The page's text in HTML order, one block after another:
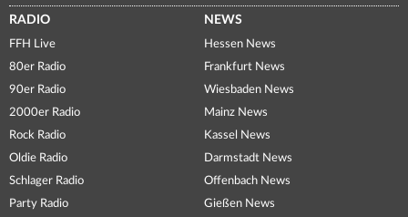
RADIO
FFH Live
80er Radio
90er Radio
2000er Radio
Rock Radio
Oldie Radio
Schlager Radio
Party Radio
NEWS
Hessen News
Frankfurt News
Wiesbaden News
Mainz News
Kassel News
Darmstadt News
Offenbach News
Gießen News